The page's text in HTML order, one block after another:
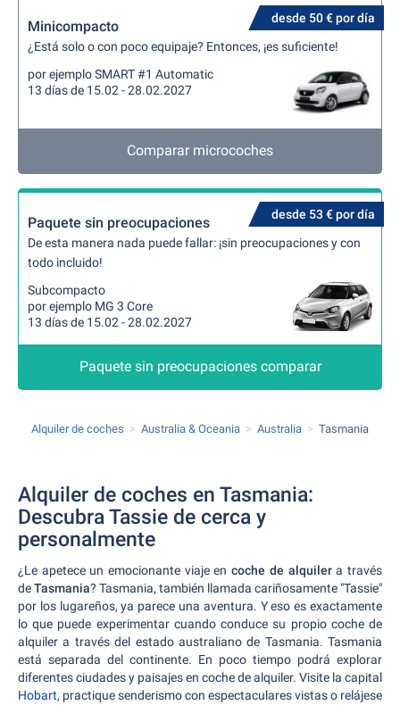
desde 50 € por día
Minicompacto
¿Está solo o con poco equipaje? Entonces, ¡es suficiente!
por ejemplo SMART #1 Automatic
13 días de 15.02 - 28.02.2027
Comparar microcoches
desde 53 € por día
Paquete sin preocupaciones
De esta manera nada puede fallar: ¡sin preocupaciones y con
todo incluido!
Subcompacto
por ejemplo MG 3 Core
13 días de 15.02 - 28.02.2027
Paquete sin preocupaciones comparar
Alquiler de coches Australia & Oceania Australia Tasmania
Alquiler de coches en Tasmania:
Descubra Tassie de cerca y
personalmente
¿Le apetece un emocionante viaje encoche de alquilera través
deTasmania? Tasmania, también llamada cariñosamente "Tassie"
por los lugareños, ya parece una aventura. Y eso es exactamente
lo que puede experimentar cuando conduce su propio coche de
alquiler a través del estado australiano de Tasmania. Tasmania
está separada del continente. En poco tiempo podrá explorar
diferentes ciudades y paisajes en coche de alquiler. Visite la capital
Hobart, practique senderismo con espectaculares vistas o relájese